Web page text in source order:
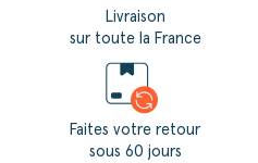
Livraison
sur toute la France
Faites votre retour
sous 60 jours